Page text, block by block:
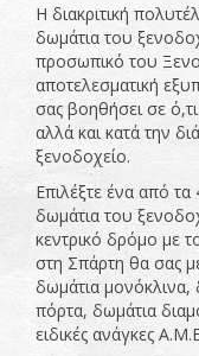
Η διακριτική
δωμάτια του
προσωπικό του
αποτελεσματική
σας βοηθήσει σε ό,τι
αλλά και κατά την
ξενοδοχείο.
Επιλέξτε ένα από
δωμάτια του
κεντρικό δρόμο με
στη Σπάρτη θα σας
δωμάτια μονόκλινα,
πόρτα, δωμάτια
ειδικές ανάγκες